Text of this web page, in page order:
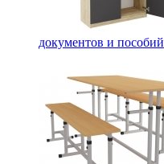
документов и пособий